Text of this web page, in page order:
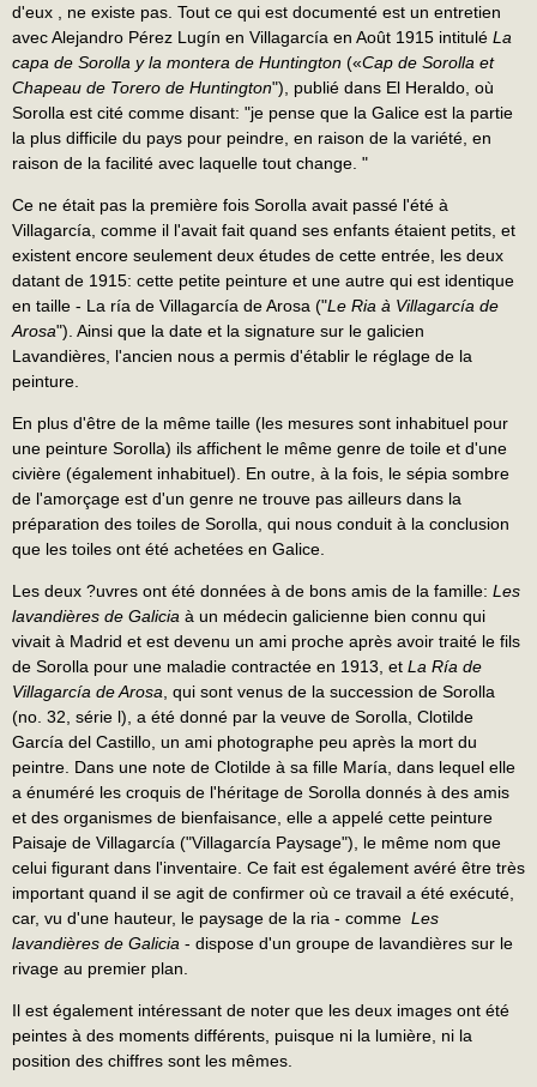
d'eux , ne existe pas. Tout ce qui est documenté est un entretien
avec Alejandro Pérez Lugín en Villagarcía en Août 1915 intitulé La
capa de Sorolla y la montera de Huntington («Cap de Sorolla et
Chapeau de Torero de Huntington"), publié dans El Heraldo, où
Sorolla est cité comme disant: "je pense que la Galice est la partie
la plus difficile du pays pour peindre, en raison de la variété, en
raison de la facilité avec laquelle tout change. "
Ce ne était pas la première fois Sorolla avait passé l'été à
Villagarcía, comme il l'avait fait quand ses enfants étaient petits, et
existent encore seulement deux études de cette entrée, les deux
datant de 1915: cette petite peinture et une autre qui est identique
en taille - La ría de Villagarcía de Arosa ("Le Ria à Villagarcía de
Arosa"). Ainsi que la date et la signature sur le galicien
Lavandières, l'ancien nous a permis d'établir le réglage de la
peinture.
En plus d'être de la même taille (les mesures sont inhabituel pour
une peinture Sorolla) ils affichent le même genre de toile et d'une
civière (également inhabituel). En outre, à la fois, le sépia sombre
de l'amorçage est d'un genre ne trouve pas ailleurs dans la
préparation des toiles de Sorolla, qui nous conduit à la conclusion
que les toiles ont été achetées en Galice.
Les deux ?uvres ont été données à de bons amis de la famille: Les
lavandières de Galicia à un médecin galicienne bien connu qui
vivait à Madrid et est devenu un ami proche après avoir traité le fils
de Sorolla pour une maladie contractée en 1913, et La Ría de
Villagarcía de Arosa , qui sont venus de la succession de Sorolla
(no. 32, série l), a été donné par la veuve de Sorolla, Clotilde
García del Castillo, un ami photographe peu après la mort du
peintre. Dans une note de Clotilde à sa fille María, dans lequel elle
a énuméré les croquis de l'héritage de Sorolla donnés à des amis
et des organismes de bienfaisance, elle a appelé cette peinture
Paisaje de Villagarcía ("Villagarcía Paysage"), le même nom que
celui figurant dans l'inventaire. Ce fait est également avéré être très
important quand il se agit de confirmer où ce travail a été exécuté,
car, vu d'une hauteur, le paysage de la ria - comme Les
lavandières de Galicia - dispose d'un groupe de lavandières sur le
rivage au premier plan.
Il est également intéressant de noter que les deux images ont été
peintes à des moments différents, puisque ni la lumière, ni la
position des chiffres sont les mêmes.